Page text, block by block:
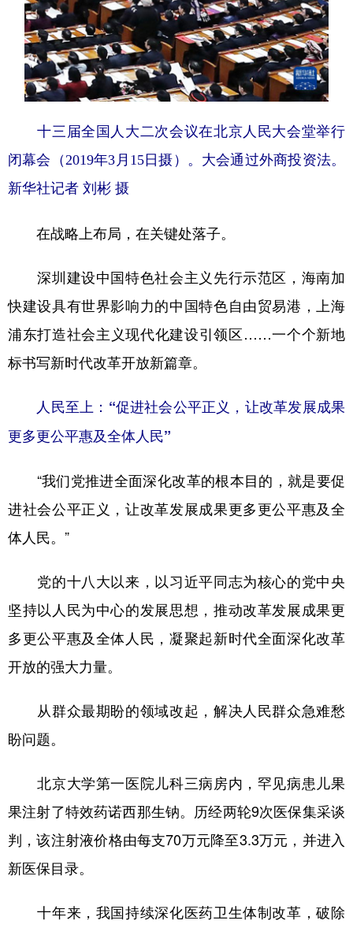
十三届全国人大二次会议在北京人民大会堂举行
闭幕会（2019年3月15日摄）。大会通过外商投资法。
新华社记者 刘彬 摄
在战略上布局，在关键处落子。
深圳建设中国特色社会主义先行示范区，海南加
快建设具有世界影响力的中国特色自由贸易港，上海
浦东打造社会主义现代化建设引领区……一个个新地
标书写新时代改革开放新篇章。
人民至上：“促进社会公平正义，让改革发展成果
更多更公平惠及全体人民”
“我们党推进全面深化改革的根本目的，就是要促
进社会公平正义，让改革发展成果更多更公平惠及全
体人民。”
党的十八大以来，以习近平同志为核心的党中央
坚持以人民为中心的发展思想，推动改革发展成果更
多更公平惠及全体人民，凝聚起新时代全面深化改革
开放的强大力量。
从群众最期盼的领域改起，解决人民群众急难愁
盼问题。
北京大学第一医院儿科三病房内，罕见病患儿果
果注射了特效药诺西那生钠。历经两轮9次医保集采谈
判，该注射液价格由每支70万元降至3.3万元，并进入
新医保目录。
十年来，我国持续深化医药卫生体制改革，破除